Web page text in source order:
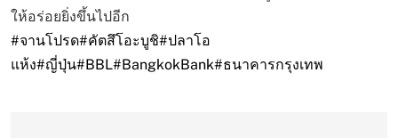
ให้อร่อยยิ่งขึ้นไปอีก
#จานโปรด#คัตสึโอะบูชิ#ปลาโอ
แห้ง#ญี่ปุ่น#BBL#BangkokBank#ธนาคารกรุงเทพ